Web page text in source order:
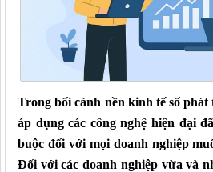
Trong bối cảnh nền kinh tế số
áp dụng các công nghệ hiện đại
buộc đối với mọi doanh nghiệp
Đối với các doanh nghiệp vừa và